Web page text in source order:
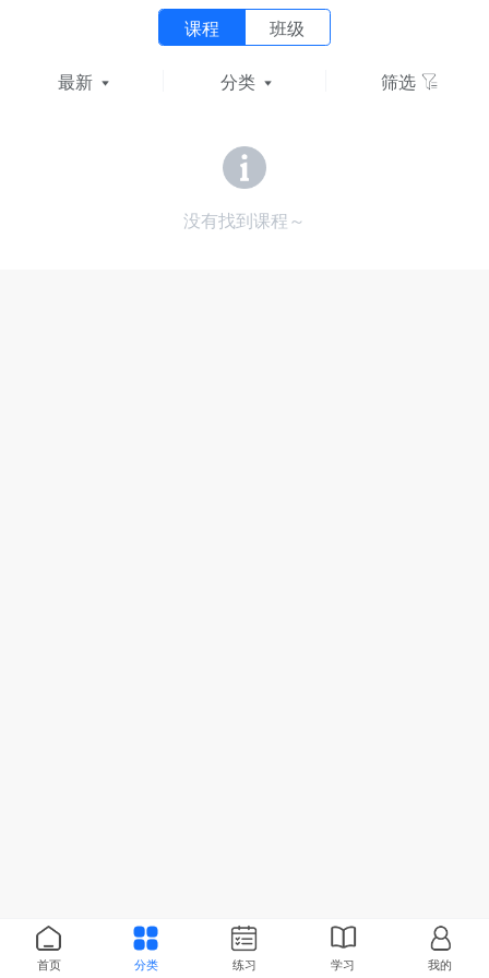
课程 班级
最新 分类 筛选
没有找到课程～
首页 分类 练习 学习 我的